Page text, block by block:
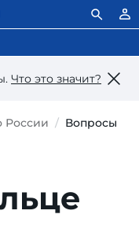
Что это значит?
России Вопросы о